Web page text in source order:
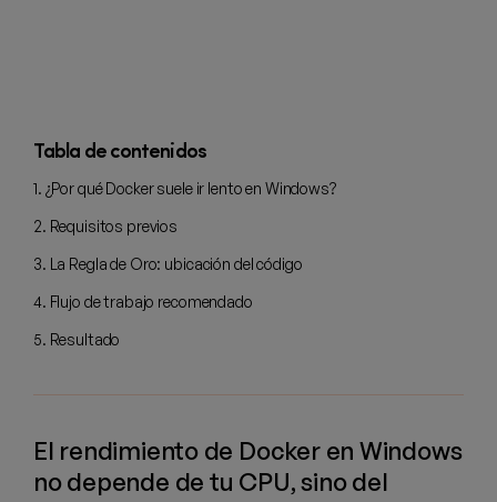
Tabla de contenidos
1. ¿Por qué Docker suele ir lento en Windows?
2. Requisitos previos
3. La Regla de Oro: ubicación del código
4. Flujo de trabajo recomendado
5. Resultado
El rendimiento de Docker en Windows
no depende de tu CPU, sino del